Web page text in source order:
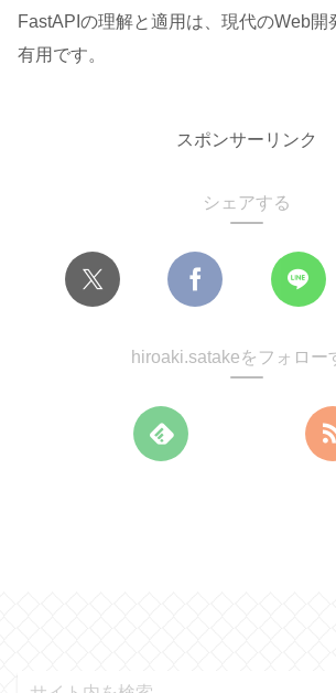
FastAPIの理解と適用は、現代のWeb開
有用です。
スポンサーリンク
シェアする
hiroaki.satakeをフォロー